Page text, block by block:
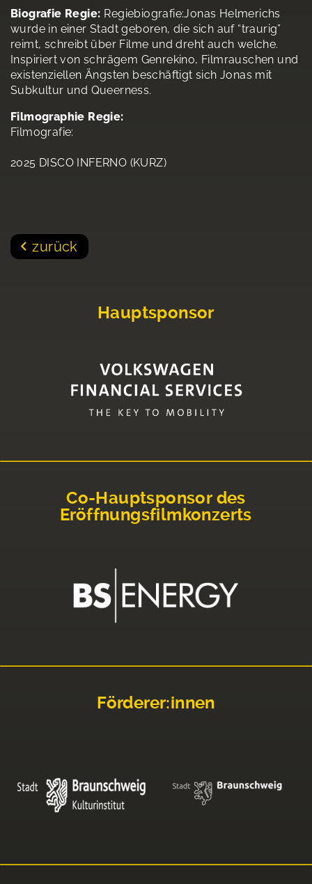
Biografie Regie: Regiebiografie:Jonas Helmerichs
wurde in einer Stadt geboren, die sich auf “traurig”
reimt, schreibt über Filme und dreht auch welche.
Inspiriert von schrägem Genrekino, Filmrauschen und
existenziellen Ängsten beschäftigt sich Jonas mit
Subkultur und Queerness.
Filmographie Regie:
Filmografie:
2025 DISCO INFERNO (KURZ)
zurück
Hauptsponsor
Co-Hauptsponsor des
Eröffnungsfilmkonzerts
Förderer:innen